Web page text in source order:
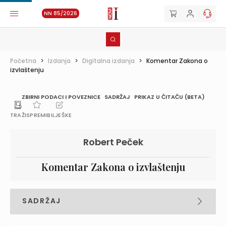
NN 85/2026
Početna > Izdanja > Digitalna izdanja > Komentar Zakona o
izvlaštenju
ZBIRNI PODACI I POVEZNICE SADRŽAJ PRIKAZ U ČITAČU (BETA)
TRAŽISPREMIBILJEŠKE
Robert Peček
Komentar Zakona o izvlaštenju
SADRŽAJ